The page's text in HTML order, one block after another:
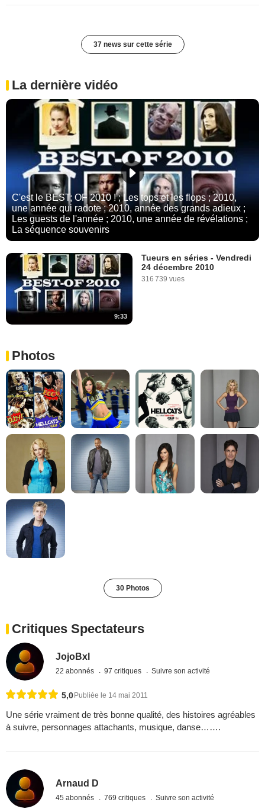
37 news sur cette série
La dernière vidéo
C'est le BEST; OF 2010 ! ; Les tops et les flops ; 2010,
une année qui radote ; 2010, année des grands adieux ;
Les guests de l'année ; 2010, une année de révélations ;
La séquence souvenirs
9:33
Tueurs en séries - Vendredi
24 décembre 2010
316 739 vues
Photos
30 Photos
Critiques Spectateurs
JojoBxl
22 abonnés 97 critiques Suivre son activité
5,0 Publiée le 14 mai 2011
Une série vraiment de très bonne qualité, des histoires agréables
à suivre, personnages attachants, musique, danse…….
Arnaud D
45 abonnés 769 critiques Suivre son activité